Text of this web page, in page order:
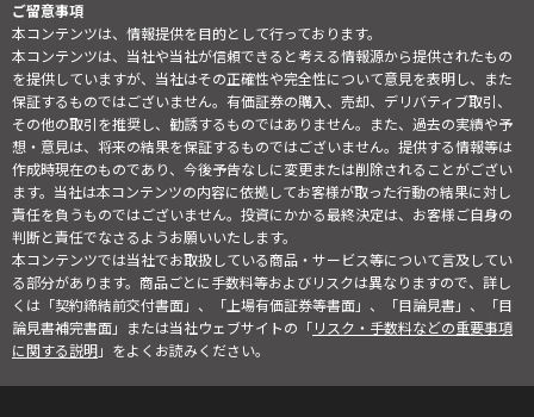
ご留意事項
本コンテンツは、情報提供を目的として行っております。
本コンテンツは、当社や当社が信頼できると考える情報源から提供されたもの
を提供していますが、当社はその正確性や完全性について意見を表明し、また
保証するものではございません。有価証券の購入、売却、デリバティブ取引、
その他の取引を推奨し、勧誘するものではありません。また、過去の実績や予
想・意見は、将来の結果を保証するものではございません。提供する情報等は
作成時現在のものであり、今後予告なしに変更または削除されることがござい
ます。当社は本コンテンツの内容に依拠してお客様が取った行動の結果に対し
責任を負うものではございません。投資にかかる最終決定は、お客様ご自身の
判断と責任でなさるようお願いいたします。
本コンテンツでは当社でお取扱している商品・サービス等について言及してい
る部分があります。商品ごとに手数料等およびリスクは異なりますので、詳し
くは「契約締結前交付書面」、「上場有価証券等書面」、「目論見書」、「目
論見書補完書面」または当社ウェブサイトの「リスク・手数料などの重要事項
に関する説明」をよくお読みください。